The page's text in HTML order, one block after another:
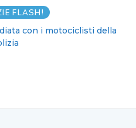
FLASH!
con i motociclisti della